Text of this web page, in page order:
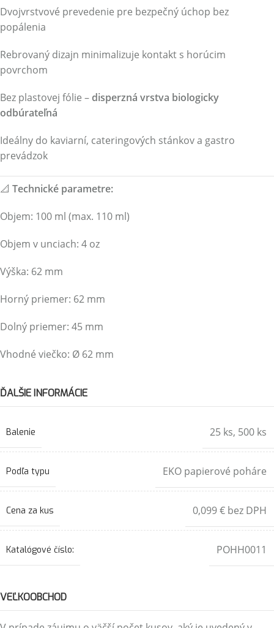
Dvojvrstvové prevedenie pre bezpečný úchop bez
popálenia
Rebrovaný dizajn minimalizuje kontakt s horúcim
povrchom
Bez plastovej fólie –disperzná vrstva biologicky
odbúrateľná
Ideálny do kaviarní, cateringových stánkov a gastro
prevádzok
📐 Technické parametre:
Objem: 100 ml (max. 110 ml)
Objem v unciach: 4 oz
Výška: 62 mm
Horný priemer: 62 mm
Dolný priemer: 45 mm
Vhodné viečko: Ø 62 mm
ĎALŠIE INFORMÁCIE
Balenie 25 ks, 500 ks
Podľa typu EKO papierové poháre
Cena za kus 0,099 € bez DPH
Katalógové číslo: POHH0011
VEĽKOOBCHOD